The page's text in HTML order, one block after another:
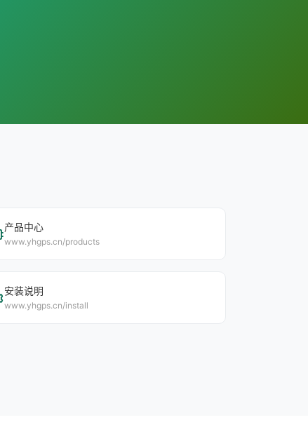
产品中心
www.yhgps.cn/products
安装说明
www.yhgps.cn/install